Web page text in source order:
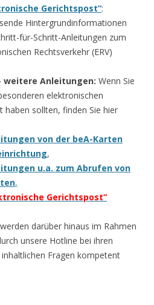
Gerichtspost“:
Hintergrundinformationen
für-Schritt-Anleitungen zum
Rechtsverkehr (ERV)
weitere Anleitungen: Wenn Sie
elektronischen
sollten, finden Sie hier
von der beA-Karten
,
u.a. zum Abrufen von
,
Gerichtspost“
darüber hinaus im Rahmen
unsere Hotline bei ihren
Fragen kompetent